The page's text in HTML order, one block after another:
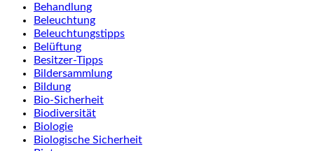
Behandlung
Beleuchtung
Beleuchtungstipps
Belüftung
Besitzer-Tipps
Bildersammlung
Bildung
Bio-Sicherheit
Biodiversität
Biologie
Biologische Sicherheit